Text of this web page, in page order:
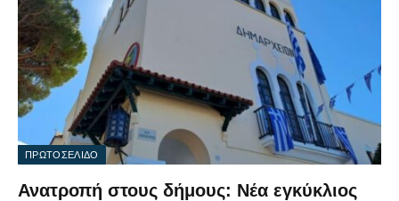
ΠΡΩΤΟΣΕΛΙΔΟ
Ανατροπή στους δήμους: Νέα εγκύκλιος